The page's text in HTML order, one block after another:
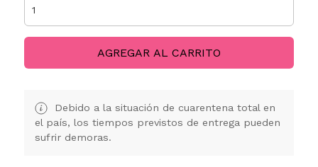
AGREGAR AL CARRITO
Debido a la situación de cuarentena total en
el país, los tiempos previstos de entrega pueden
sufrir demoras.